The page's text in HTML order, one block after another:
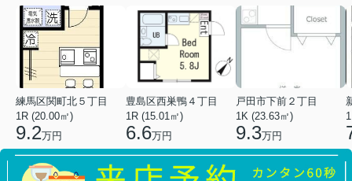
練馬区関町北５丁目
1R (20.00㎡)
9.2万円
豊島区西巣鴨４丁目
1R (15.01㎡)
6.6万円
戸田市下前２丁目
1K (23.63㎡)
9.3万円